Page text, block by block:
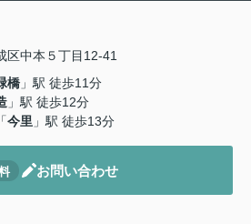
区中本５丁目12-41
橋 」駅 徒歩11分
」駅 徒歩12分
「今里 」駅 徒歩13分
お問い合わせ